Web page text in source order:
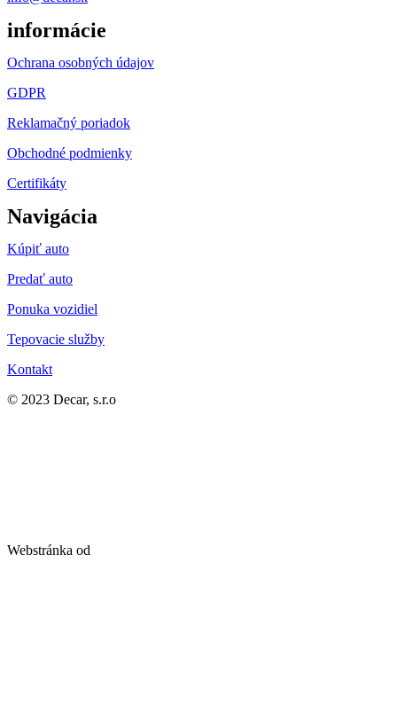
informácie
Ochrana osobných údajov
GDPR
Reklamačný poriadok
Obchodné podmienky
Certifikáty
Navigácia
Kúpiť auto
Predať auto
Ponuka vozidiel
Tepovacie služby
Kontakt
© 2023 Decar, s.r.o
Webstránka od